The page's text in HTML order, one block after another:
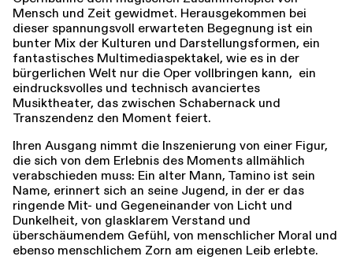
Mensch und Zeit gewidmet. Herausgekommen bei
dieser spannungsvoll erwarteten Begegnung ist ein
bunter Mix der Kulturen und Darstellungsformen, ein
fantastisches Multimediaspektakel, wie es in der
bürgerlichen Welt nur die Oper vollbringen kann, ein
eindrucksvolles und technisch avanciertes
Musiktheater, das zwischen Schabernack und
Transzendenz den Moment feiert.
Ihren Ausgang nimmt die Inszenierung von einer Figur,
die sich von dem Erlebnis des Moments allmählich
verabschieden muss: Ein alter Mann, Tamino ist sein
Name, erinnert sich an seine Jugend, in der er das
ringende Mit- und Gegeneinander von Licht und
Dunkelheit, von glasklarem Verstand und
überschäumendem Gefühl, von menschlicher Moral und
ebenso menschlichem Zorn am eigenen Leib erlebte.